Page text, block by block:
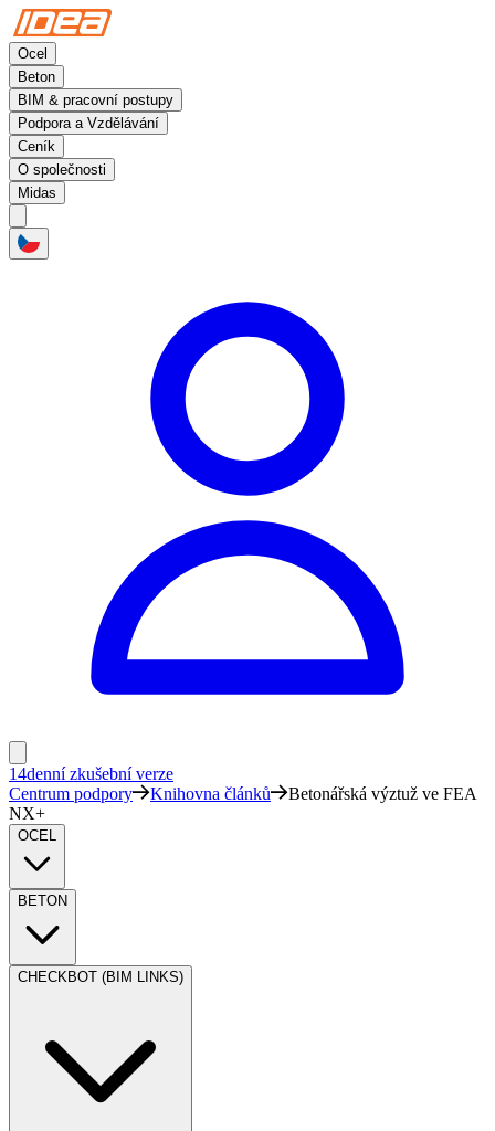
Ocel
Beton
BIM & pracovní postupy
Podpora a Vzdělávání
Ceník
O společnosti
Midas
14denní zkušební verze
Centrum podpory
Knihovna článků
Betonářská výztuž ve FEA
NX+
OCEL
BETON
CHECKBOT (BIM LINKS)